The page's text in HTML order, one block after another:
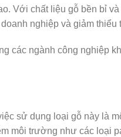
Với chất liệu gỗ bền bỉ
nghiệp và giảm thiểu
các ngành công nghiệp
sử dụng loại gỗ này là
môi trường như các loại